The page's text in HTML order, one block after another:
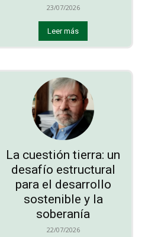
23/07/2026
Leer más
La cuestión tierra: un
desafío estructural
para el desarrollo
sostenible y la
soberanía
22/07/2026